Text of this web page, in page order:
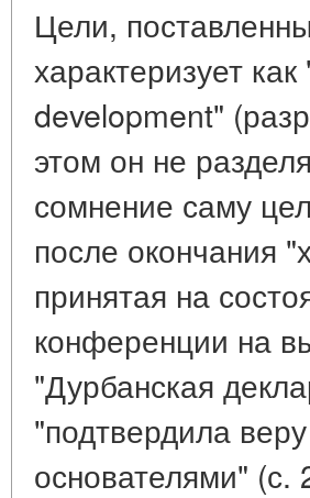
Цели,
характеризует
development"
этом он не
сомнение саму
после окончания
принятая на
конференции на
"Дурбанская
"подтвердила
основателями" (с.